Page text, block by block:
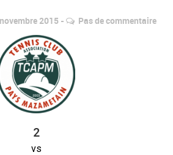
2015 Pas de commentaire
2
vs